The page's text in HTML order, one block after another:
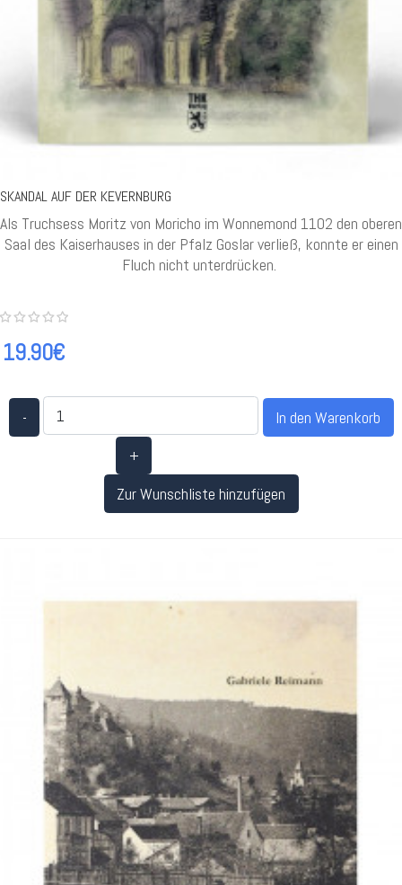
SKANDAL AUF DER KEVERNBURG
Als Truchsess Moritz von Moricho im Wonnemond 1102 den oberen
Saal des Kaiserhauses in der Pfalz Goslar verließ, konnte er einen
Fluch nicht unterdrücken.
19.90€
-
+
Zur Wunschliste hinzufügen